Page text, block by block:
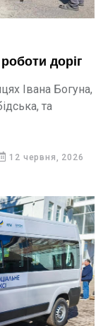
доріг
Івана Богуна,
та
12 червня, 2026